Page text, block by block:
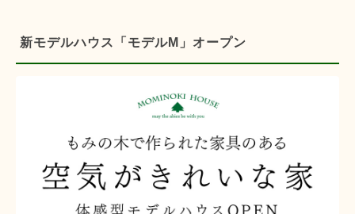
新モデルハウス「モデルM」オープン